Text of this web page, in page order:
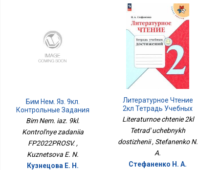
Бим Нем. Яз. 9кл.
Контрольные Задания
ФП2022ПРОСВ.
Bim Nem. iaz. 9kl.
Kontrol'nye zadaniia
FP2022PROSV. ,
Kuznetsova E. N.
Кузнецова Е. Н.
Литературное Чтение
2кл Тетрадь Учебных
Достижений
Literaturnoe chtenie 2kl
Tetrad' uchebnykh
dostizhenii , Stefanenko N.
A.
Стефаненко Н. А.